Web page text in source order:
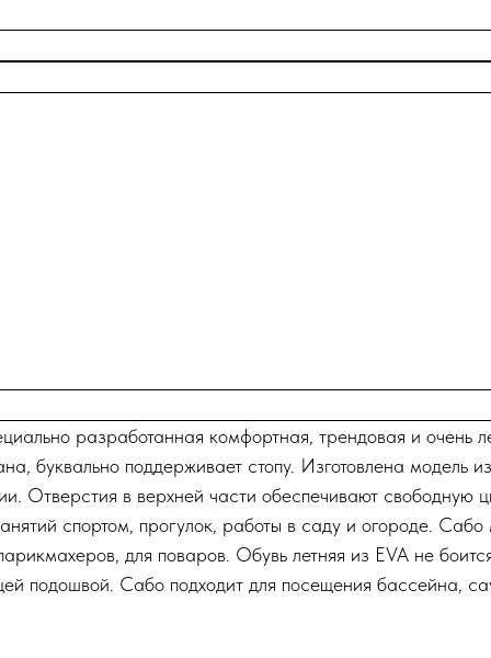
разработанная комфортная, трендовая и очень
буквально поддерживает стопу. Изготовлена
Отверстия в верхней части обеспечивают свободную
спортом, прогулок, работы в саду и огороде.
для поваров. Обувь летняя из EVA не
подошвой. Сабо подходит для посещения бассейна,